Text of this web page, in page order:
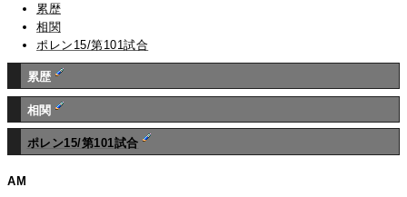
累歴
相関
ポレン15/第101試合
累歴
相関
ポレン15/第101試合
AM